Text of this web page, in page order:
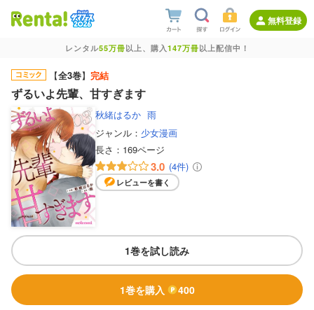
無料登録
レンタル55万冊以上、購入147万冊以上配信中！
【全3巻】 完結
ずるいよ先輩、甘すぎます
秋緒はるか 雨
ジャンル： 少女漫画
長さ： 169ページ
3.0 (4件)
レビューを書く
1巻を試し読み
1巻を購入 400